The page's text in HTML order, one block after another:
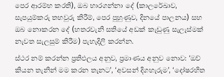
පෙර ආරම්භ කරති), ඔබ භාරගන්නා දේ (කාලරේඛාව,
සැපයුම්කරු තහවුරු කිරීම්, පෙර පුහුණුව, දිනයේ පාලනය) සහ
ඔබ නොකරන දේ (හතරවැනි සතියේ අඩක් කැඩුණු සැලැස්මක්
නැවත සැලසුම් කිරීම) පැහැදිලි කරන්න.
ස්ථර නම් කරන්න ප්‍රතිඵලය අනුව, ප්‍රමාණය අනුව නොව: ‘ඔව්
කියන තැනින් මම කරන තැනට’, ‘අවසන් දිගහැරුම’, ‘දෝෂරහිත